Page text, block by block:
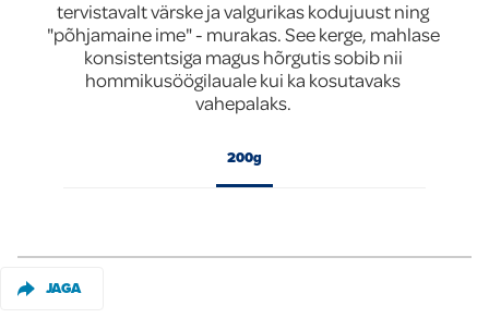
Global
tervistavalt värske ja valgurikas kodujuust ning
"põhjamaine ime" - murakas. See kerge, mahlase
konsistentsiga magus hõrgutis sobib nii
hommikusöögilauale kui ka kosutavaks
vahepalaks.
200g
JAGA